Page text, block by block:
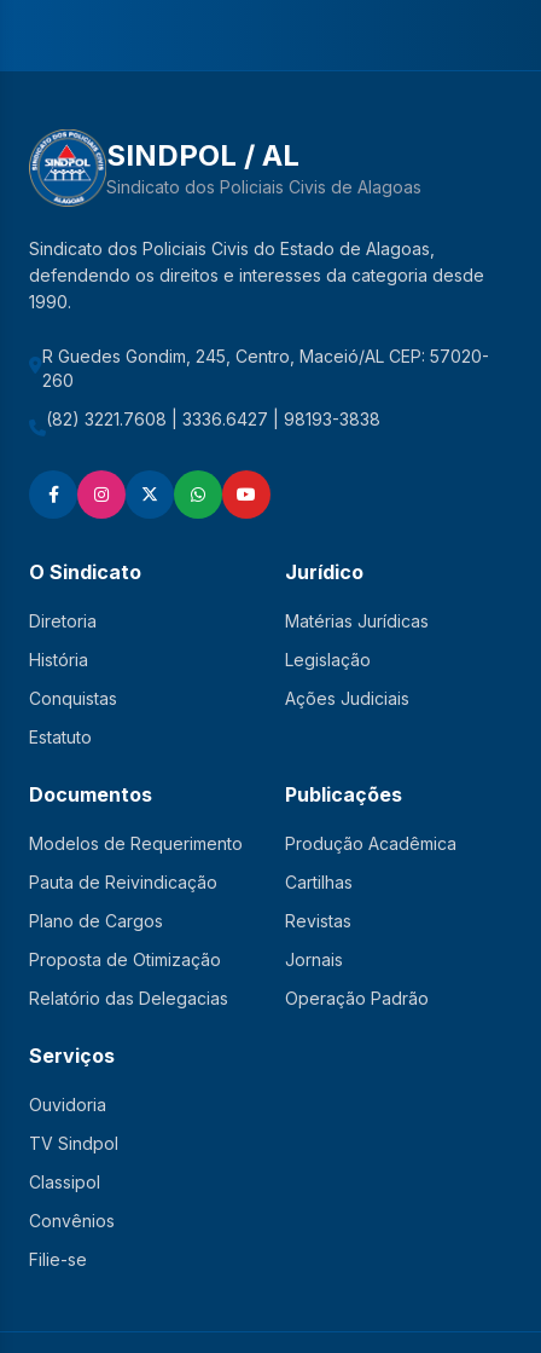
SINDPOL / AL
Sindicato dos Policiais Civis de Alagoas
Sindicato dos Policiais Civis do Estado de Alagoas,
defendendo os direitos e interesses da categoria desde
1990.
R Guedes Gondim, 245, Centro, Maceió/AL CEP: 57020-
260
(82) 3221.7608 | 3336.6427 | 98193-3838
O Sindicato
Diretoria
História
Conquistas
Estatuto
Jurídico
Matérias Jurídicas
Legislação
Ações Judiciais
Documentos
Modelos de Requerimento
Pauta de Reivindicação
Plano de Cargos
Proposta de Otimização
Relatório das Delegacias
Publicações
Produção Acadêmica
Cartilhas
Revistas
Jornais
Operação Padrão
Serviços
Ouvidoria
TV Sindpol
Classipol
Convênios
Filie-se